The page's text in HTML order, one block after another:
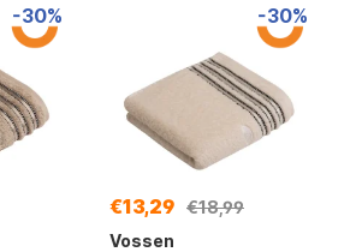
-30% -30%
€13,29 €18,99
Vossen